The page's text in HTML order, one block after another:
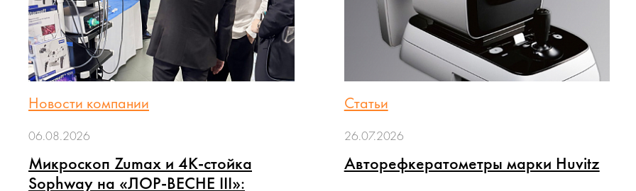
Новости компании
06.08.2026
Микроскоп Zumax и 4K-стойка
Sophway на «ЛОР-ВЕСНЕ III»:
Статьи
26.07.2026
Авторефкератометры марки Huvitz